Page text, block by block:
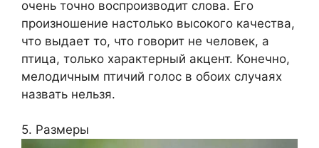
очень точно воспроизводит слова. Его
произношение настолько высокого качества,
что выдает то, что говорит не человек, а
птица, только характерный акцент. Конечно,
мелодичным птичий голос в обоих случаях
назвать нельзя.
5. Размеры